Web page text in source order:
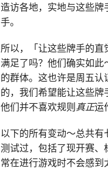
造访各地，实地与这些
手。
所以，「让这些牌手的
满足了吗？他们确实如
的群体。这也许是周五
的，我们希望能让这些
他们并不喜欢规则真正运
以下的所有变动～总共
测试过，包括了现开赛
常在进行游戏时不会感